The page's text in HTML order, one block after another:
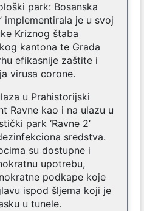
park: Bosanska
implementirala je u svoj
Kriznog štaba
kantona te Grada
efikasnije zaštite i
virusa corone.
u Prahistorijski
Ravne kao i na ulazu u
park ‘Ravne 2’
sredstva.
su dostupne i
upotrebu,
podkape koje
ispod šljema koji je
u tunele.